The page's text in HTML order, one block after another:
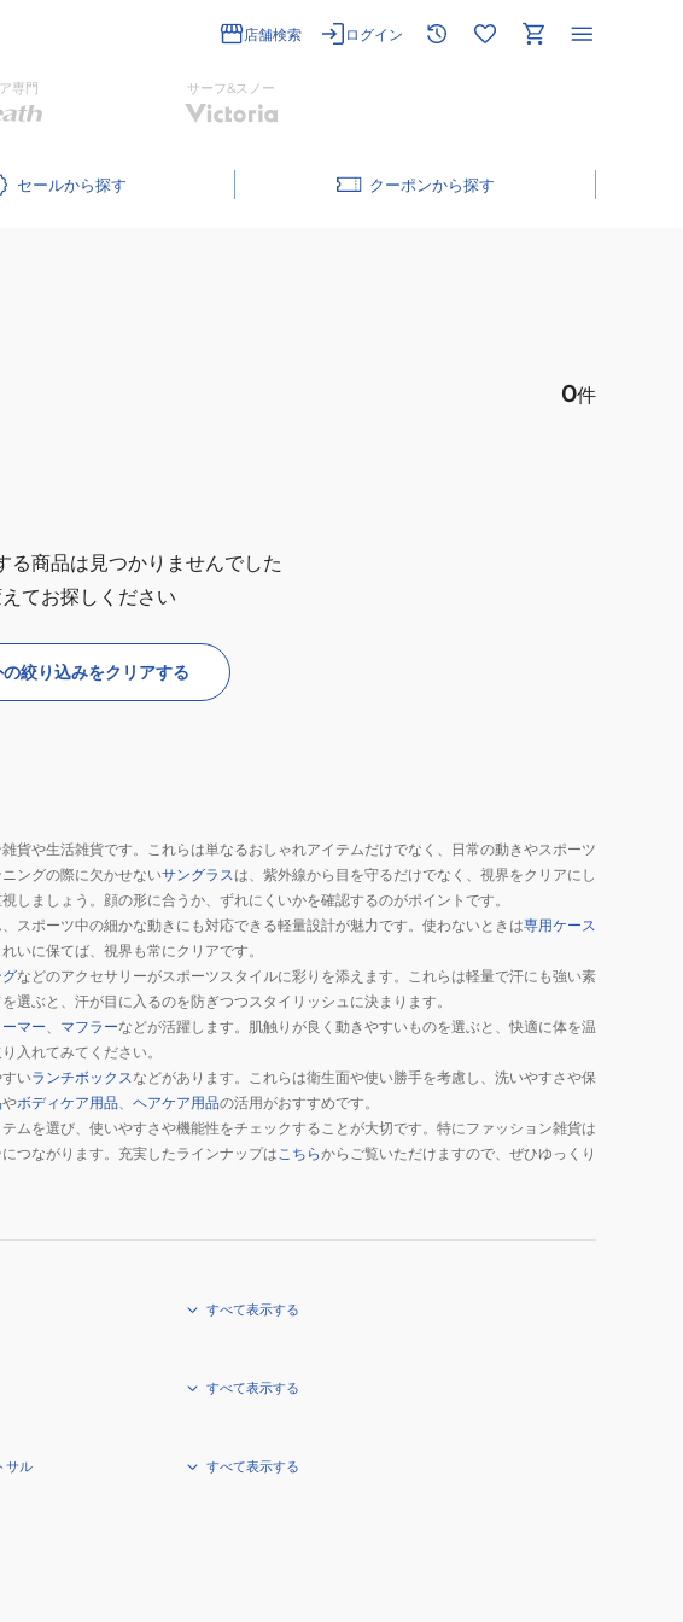
店舗検索 ログイン
専門 サーフ&スノー
セール クーポン
0件
る商品は見つかりませんでした
てお探しください
絞り込みをクリアする
貨や生活雑貨です。これらは単なるおしゃれアイテムだけでなく、日常の動きやスポーツ
ングの際に欠かせないサングラス は、紫外線から目を守るだけでなく、視界をクリアにし
ましょう。顔の形に合うか、ずれにくいかを確認するのがポイントです。
スポーツ中の細かな動きにも対応できる軽量設計が魅力です。使わないときは専用ケース
いに保てば、視界も常にクリアです。
などのアクセサリーがスポーツスタイルに彩りを添えます。これらは軽量で汗にも強い素
を選ぶと、汗が目に入るのを防ぎつつスタイリッシュに決まります。
マー マフラーなどが活躍します。肌触りが良く動きやすいものを選ぶと、快適に体を温
入れてみてください。
いランチボックス などがあります。これらは衛生面や使い勝手を考慮し、洗いやすさや保
やボディケア用品 ヘアケア用品の活用がおすすめです。
ムを選び、使いやすさや機能性をチェックすることが大切です。特にファッション雑貨は
つながります。充実したラインナップは こちらからご覧いただけますので、ぜひゆっくり
すべて表示する
すべて表示する
サル すべて表示する